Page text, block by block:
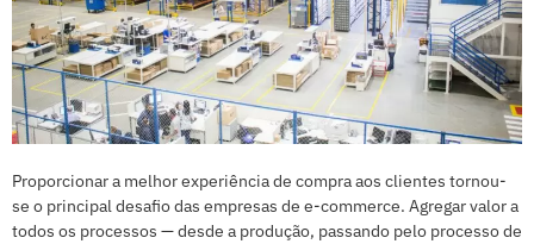
Proporcionar a melhor experiência de compra aos clientes tornou-
se o principal desafio das empresas de e-commerce. Agregar valor a
todos os processos — desde a produção, passando pelo processo de